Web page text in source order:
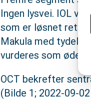
Ingen lysvei. IOL
som er løsnet rett
Makula med tydelig
vurderes som
OCT bekrefter
(Bilde 1; 2022-09-